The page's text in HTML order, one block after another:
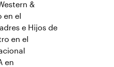
&
en el
e Hijos de
en el
en